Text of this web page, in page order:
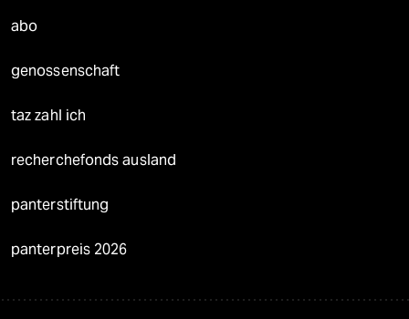
abo
genossenschaft
taz zahl ich
recherchefonds ausland
panterstiftung
panterpreis 2026